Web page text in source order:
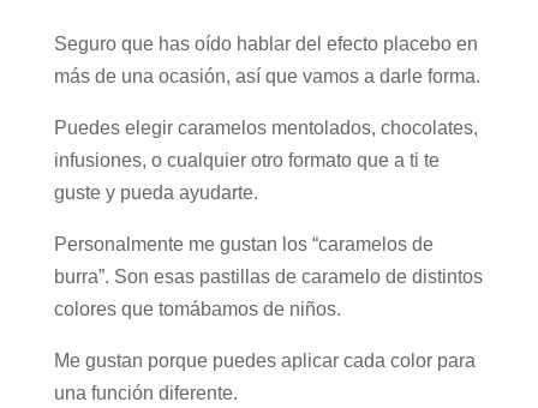
Seguro que has oído hablar del efecto placebo en
más de una ocasión, así que vamos a darle forma.
Puedes elegir caramelos mentolados, chocolates,
infusiones, o cualquier otro formato que a ti te
guste y pueda ayudarte.
Personalmente me gustan los “caramelos de
burra”. Son esas pastillas de caramelo de distintos
colores que tomábamos de niños.
Me gustan porque puedes aplicar cada color para
una función diferente.